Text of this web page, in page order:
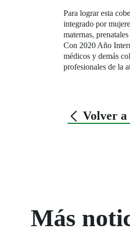
Para lograr esta
integrado por
maternas,
Con 2020 Año
médicos y demás
profesionales de la
Volver a
Más